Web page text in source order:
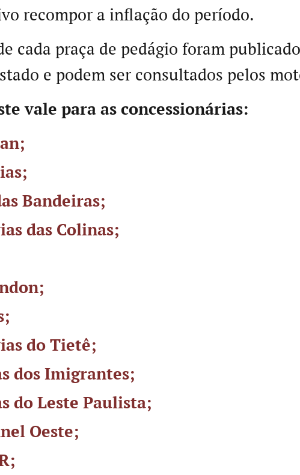
recompor a inflação do período.
cada praça de pedágio foram
e podem ser consultados pelos
vale para as concessionárias:
Bandeiras;
das Colinas;
do Tietê;
dos Imigrantes;
do Leste Paulista;
Oeste;